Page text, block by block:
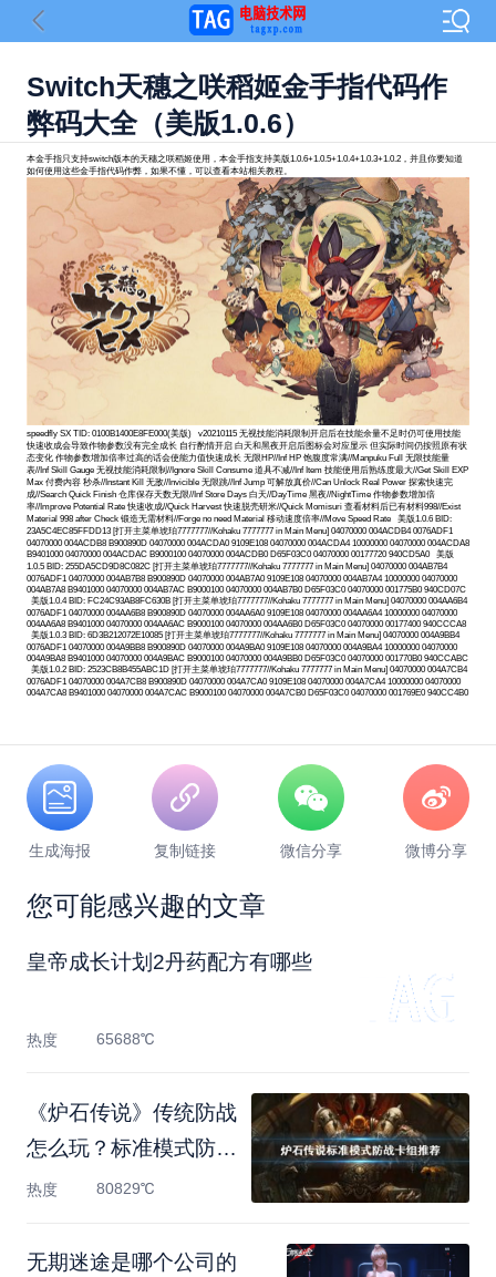
Switch天穗之咲稻姬金手指代码作
弊码大全（美版1.0.6）
本金手指只支持switch版本的天穗之咲稻姬使用，本金手指支持美版1.0.6+1.0.5+1.0.4+1.0.3+1.0.2，并且你要知道
如何使用这些金手指代码作弊，如果不懂，可以查看本站相关教程。
speedfly SX TID: 0100B1400E8FE000(美版) v20210115 无视技能消耗限制开启后在技能余量不足时仍可使用技能
快速收成会导致作物参数没有完全成长 自行酌情开启 白天和黑夜开启后图标会对应显示 但实际时间仍按照原有状
态变化 作物参数增加倍率过高的话会使能力值快速成长 无限HP//Inf HP 饱腹度常满//Manpuku Full 无限技能量
表//Inf Skill Gauge 无视技能消耗限制//Ignore Skill Consume 道具不减//Inf Item 技能使用后熟练度最大//Get Skill EXP
Max 付费内容 秒杀//Instant Kill 无敌//Invicible 无限跳//Inf Jump 可解放真价//Can Unlock Real Power 探索快速完
成//Search Quick Finish 仓库保存天数无限//Inf Store Days 白天//DayTime 黑夜//NightTime 作物参数增加倍
率//Improve Potential Rate 快速收成//Quick Harvest 快速脱壳研米//Quick Momisuri 查看材料后已有材料998//Exist
Material 998 after Check 锻造无需材料//Forge no need Material 移动速度倍率//Move Speed Rate 美版1.0.6 BID:
23A5C4EC85FFDD13 [打开主菜单琥珀7777777//Kohaku 7777777 in Main Menu] 04070000 004ACDB4 0076ADF1
04070000 004ACDB8 B900890D 04070000 004ACDA0 9109E108 04070000 004ACDA4 10000000 04070000 004ACDA8
B9401000 04070000 004ACDAC B9000100 04070000 004ACDB0 D65F03C0 04070000 00177720 940CD5A0 美版
1.0.5 BID: 255DA5CD9D8C082C [打开主菜单琥珀7777777//Kohaku 7777777 in Main Menu] 04070000 004AB7B4
0076ADF1 04070000 004AB7B8 B900890D 04070000 004AB7A0 9109E108 04070000 004AB7A4 10000000 04070000
004AB7A8 B9401000 04070000 004AB7AC B9000100 04070000 004AB7B0 D65F03C0 04070000 001775B0 940CD07C
美版1.0.4 BID: FC24C93AB8FC630B [打开主菜单琥珀7777777//Kohaku 7777777 in Main Menu] 04070000 004AA6B4
0076ADF1 04070000 004AA6B8 B900890D 04070000 004AA6A0 9109E108 04070000 004AA6A4 10000000 04070000
004AA6A8 B9401000 04070000 004AA6AC B9000100 04070000 004AA6B0 D65F03C0 04070000 00177400 940CCCA8
美版1.0.3 BID: 6D3B212072E10085 [打开主菜单琥珀7777777//Kohaku 7777777 in Main Menu] 04070000 004A9BB4
0076ADF1 04070000 004A9BB8 B900890D 04070000 004A9BA0 9109E108 04070000 004A9BA4 10000000 04070000
004A9BA8 B9401000 04070000 004A9BAC B9000100 04070000 004A9BB0 D65F03C0 04070000 001770B0 940CCABC
美版1.0.2 BID: 2523CB8B455ABC1D [打开主菜单琥珀7777777//Kohaku 7777777 in Main Menu] 04070000 004A7CB4
0076ADF1 04070000 004A7CB8 B900890D 04070000 004A7CA0 9109E108 04070000 004A7CA4 10000000 04070000
004A7CA8 B9401000 04070000 004A7CAC B9000100 04070000 004A7CB0 D65F03C0 04070000 001769E0 940CC4B0
生成海报 复制链接 微信分享 微博分享
您可能感兴趣的文章
皇帝成长计划2丹药配方有哪些
热度 65688℃
《炉石传说》传统防战
怎么玩？标准模式防战
卡
热度 80829℃
无期迷途是哪个公司的